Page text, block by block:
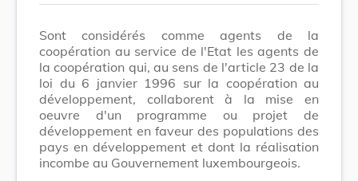
Sont considérés comme agents de la
coopération au service de l'Etat les agents de
la coopération qui, au sens de l'article 23 de la
loi du 6 janvier 1996 sur la coopération au
développement, collaborent à la mise en
oeuvre d'un programme ou projet de
développement en faveur des populations des
pays en développement et dont la réalisation
incombe au Gouvernement luxembourgeois.